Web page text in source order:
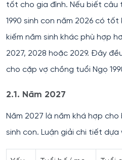
tốt cho gia đình. Nếu biết câu
1990 sinh con năm 2026 có
kiếm năm sinh khác phù hợp
2027, 2028 hoặc 2029. Đây
cho cặp vợ chồng tuổi Ngọ
2.1. Năm 2027
Năm 2027 là năm khá hợp
sinh con. Luận giải chi tiết dựa